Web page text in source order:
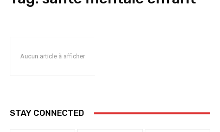
Aucun article à afficher
STAY CONNECTED